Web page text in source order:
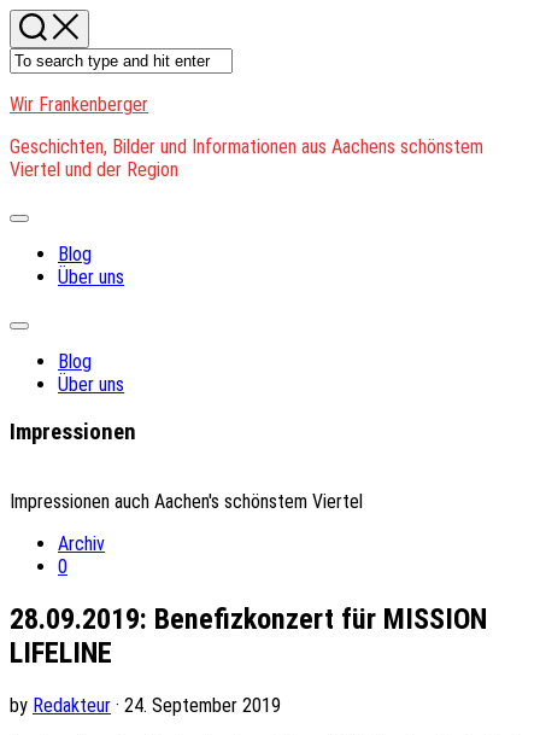
Skip
to
content
Wir Frankenberger
Geschichten, Bilder und Informationen aus Aachens schönstem
Viertel und der Region
Expand
Blog
Über uns
Expand
Blog
Über uns
Impressionen
Impressionen auch Aachen's schönstem Viertel
Archiv
0
28.09.2019: Benefizkonzert für MISSION
LIFELINE
by Redakteur · 24. September 2019